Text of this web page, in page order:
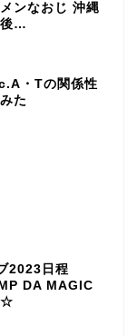
ンなおじ 沖縄
…
・Tの関係性
た
2023日程
DA MAGIC
☆